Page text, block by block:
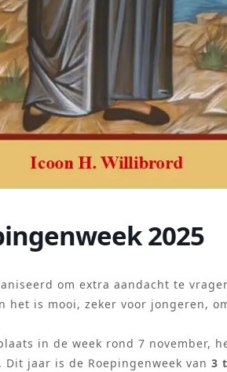
2025
om extra aandacht te
het is mooi, zeker voor jongeren,
in de week rond 7 november,
jaar is de Roepingenweek van 3